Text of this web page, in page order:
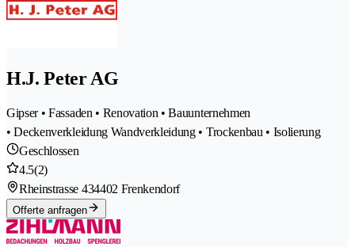
H.J. Peter AG
Gipser • Fassaden • Renovation • Bauunternehmen
• Deckenverkleidung Wandverkleidung • Trockenbau • Isolierung
Geschlossen
4.5(2)
Rheinstrasse 434402 Frenkendorf
Offerte anfragen